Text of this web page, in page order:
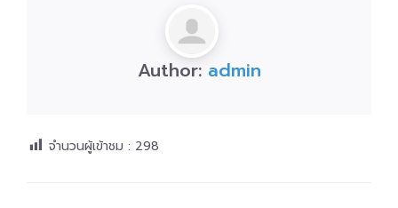
Author: admin
จำนวนผู้เข้าชม : 298